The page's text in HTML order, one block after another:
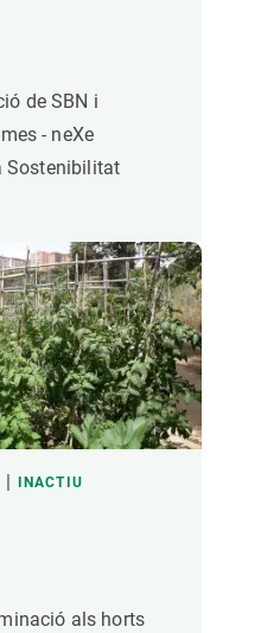
de SBN i
- neXe
Sostenibilitat
INACTIU
als horts